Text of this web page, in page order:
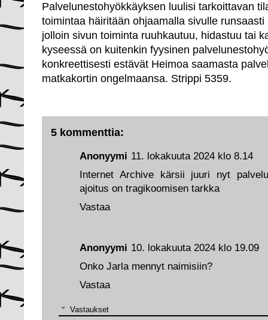
Palvelunestohyökkäyksen luulisi tarkoittavan
toimintaa häiritään ohjaamalla sivulle
jolloin sivun toiminta ruuhkautuu, hidastuu tai
kyseessä on kuitenkin fyysinen
konkreettisesti estävät Heimoa saamasta
matkakortin ongelmaansa. Strippi 5359.
5 kommenttia:
Anonyymi 10. lokakuuta 2024 klo 19.09
Onko Jarla mennyt naimisiin?
Vastaa
Vastaukset
Anonyymi 11. lokakuuta 2024 klo 8.14
Internet Archive kärsii juuri nyt
ajoitus on tragikoomisen tarkka
Vastaa